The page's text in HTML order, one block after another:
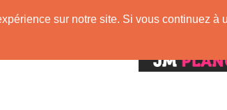
sur notre site. Si vous continuez